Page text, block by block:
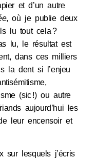
et d’un autre
, où je publie deux
lu tout cela ?
lu, le résultat est
dans ces milliers
la dent si l’enjeu
(sic !) ou autre
aujourd’hui les
leur encensoir et
sur lesquels j’écris